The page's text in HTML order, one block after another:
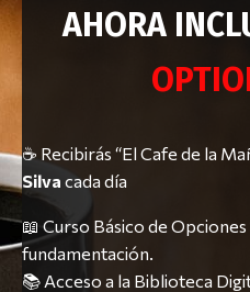
AHORA
☕ Recibirás “El Cafe de la
Silva cada día
📖 Curso Básico de Opciones
fundamentación.
📚 Acceso a la Biblioteca